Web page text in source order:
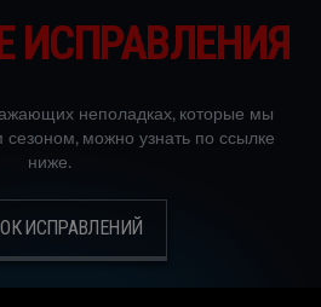
ИСПРАВЛЕНИЯ
неполадках, которые мы
сезоном, можно узнать по ссылке
ниже.
ИСПРАВЛЕНИЙ